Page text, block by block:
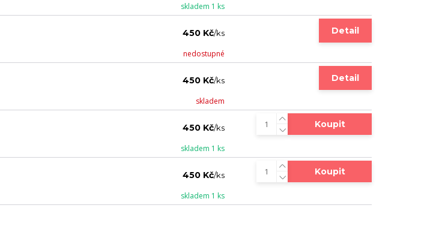
skladem 1 ks
450 Kč/ks
nedostupné
Detail
450 Kč/ks
skladem
Detail
450 Kč/ks
skladem 1 ks
Koupit
450 Kč/ks
skladem 1 ks
Koupit